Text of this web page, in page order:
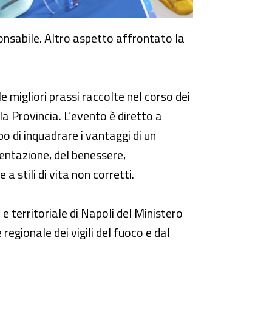
Altro aspetto affrontato la
migliori prassi raccolte nel corso dei
Provincia. L’evento è diretto a
di inquadrare i vantaggi di un
del benessere,
a stili di vita non corretti.
e territoriale di Napoli del Ministero
dei vigili del fuoco e dal